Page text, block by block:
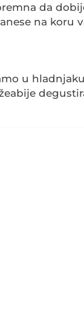
da
na koru
u